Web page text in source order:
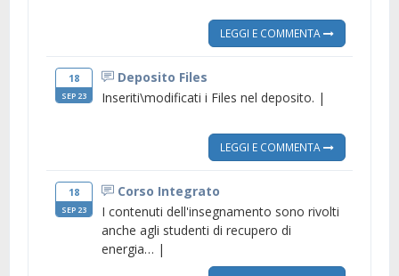
LEGGI E COMMENTA
18
SEP 23
Deposito Files
Inseriti\modificati i Files nel deposito. |
LEGGI E COMMENTA
18
SEP 23
Corso Integrato
I contenuti dell'insegnamento sono rivolti
anche agli studenti di recupero di
energia… |